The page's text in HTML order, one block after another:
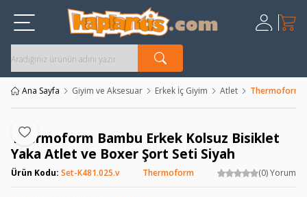
Üye
Kayıt Ol
Sepet
Ana Sayfa Giyim ve Aksesuar Erkek İç Giyim Atlet Thermoform
Favoriye Ekle
Thermoform Bambu Erkek Kolsuz Bisiklet
Yaka Atlet ve Boxer Şort Seti Siyah
Ürün Kodu: Set-K481.025.v Thermoform (0) Yorum